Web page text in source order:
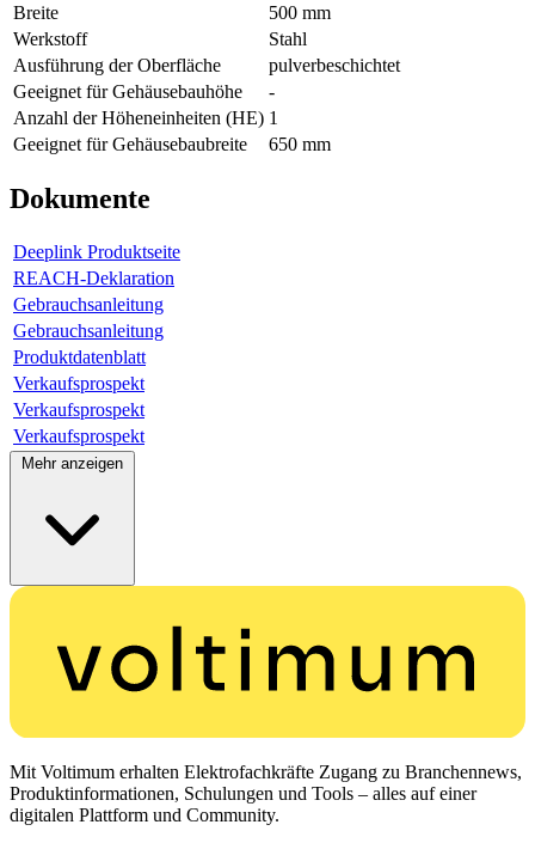
Breite
500 mm
Werkstoff
Stahl
Ausführung der Oberfläche
pulverbeschichtet
Geeignet für Gehäusebauhöhe
-
Anzahl der Höheneinheiten (HE) 1
Geeignet für Gehäusebaubreite
650 mm
Dokumente
Deeplink Produktseite
REACH-Deklaration
Gebrauchsanleitung
Gebrauchsanleitung
Produktdatenblatt
Verkaufsprospekt
Verkaufsprospekt
Verkaufsprospekt
Mehr anzeigen
Mit Voltimum erhalten Elektrofachkräfte Zugang zu Branchennews,
Produktinformationen, Schulungen und Tools – alles auf einer
digitalen Plattform und Community.